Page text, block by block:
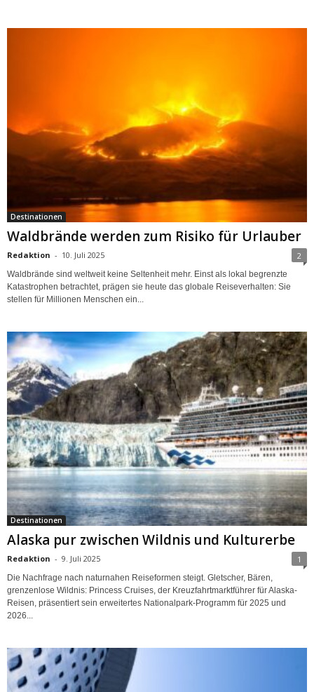
Destinationen
Waldbrände werden zum Risiko für Urlauber
Redaktion - 10. Juli 2025 2
Waldbrände sind weltweit keine Seltenheit mehr. Einst als lokal begrenzte
Katastrophen betrachtet, prägen sie heute das globale Reiseverhalten: Sie
stellen für Millionen Menschen ein...
Destinationen
Alaska pur zwischen Wildnis und Kulturerbe
Redaktion - 9. Juli 2025 1
Die Nachfrage nach naturnahen Reiseformen steigt. Gletscher, Bären,
grenzenlose Wildnis: Princess Cruises, der Kreuzfahrtmarktführer für Alaska-
Reisen, präsentiert sein erweitertes Nationalpark-Programm für 2025 und
2026...